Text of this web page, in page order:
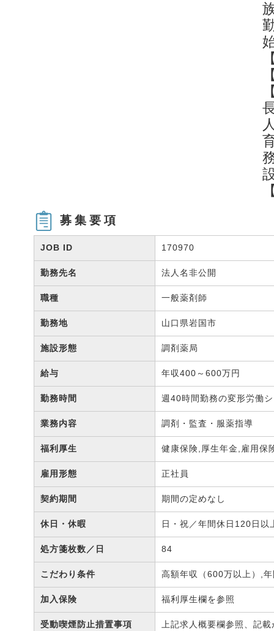
募集要項
JOB ID 170970
勤務先名 法人名非公開
職種 一般薬剤師
勤務地 山口県岩国市
施設形態 調剤薬局
給与 年収400～600万円
勤務時間 週40時間勤務の変形労働
業務内容 調剤・監査・服薬指導
福利厚生 健康保険,厚生年金,雇用保
雇用形態 正社員
契約期間 期間の定めなし
休日・休暇 日・祝／年間休日120日
処方箋枚数／日 84
こだわり条件 高額年収（600万以上）,
加入保険 福利厚生欄を参照
受動喫煙防止措置事項 上記求人概要欄参照、記